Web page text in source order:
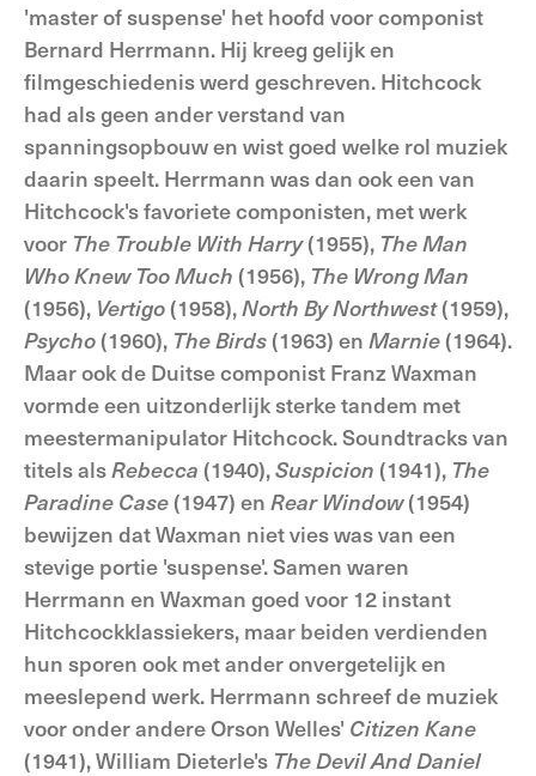
'master of suspense' het hoofd voor componist
Bernard Herrmann. Hij kreeg gelijk en
filmgeschiedenis werd geschreven. Hitchcock
had als geen ander verstand van
spanningsopbouw en wist goed welke rol muziek
daarin speelt. Herrmann was dan ook een van
Hitchcock's favoriete componisten, met werk
voor The Trouble With Harry(1955), The Man
Who Knew Too Much (1956), The Wrong Man
(1956), Vertigo (1958),North By Northwest(1959),
Psycho (1960), The Birds (1963) en Marnie (1964).
Maar ook de Duitse componist Franz Waxman
vormde een uitzonderlijk sterke tandem met
meestermanipulator Hitchcock. Soundtracks van
titels alsRebecca (1940),Suspicion (1941), The
Paradine Case (1947) en Rear Window(1954)
bewijzen dat Waxman niet vies was van een
stevige portie 'suspense'. Samen waren
Herrmann en Waxman goed voor 12 instant
Hitchcockklassiekers, maar beiden verdienden
hun sporen ook met ander onvergetelijk en
meeslepend werk. Herrmann schreef de muziek
voor onder andere Orson Welles' Citizen Kane
(1941), William Dieterle's The Devil And Daniel